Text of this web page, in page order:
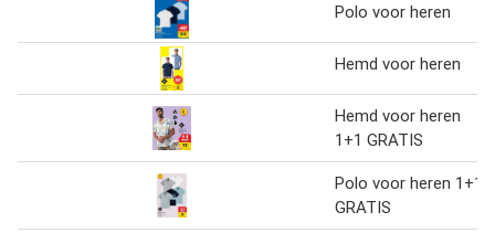
Polo voor heren
Hemd voor heren
Hemd voor heren
1+1 GRATIS
Polo voor heren 1+1
GRATIS